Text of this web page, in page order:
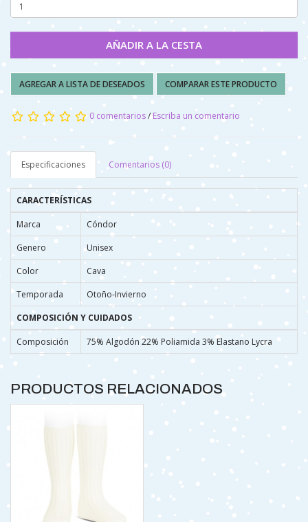
AÑADIR A LA CESTA
AGREGAR A LISTA DE DESEADOS COMPARAR ESTE PRODUCTO
0 comentarios/Escriba un comentario
Especificaciones Comentarios (0)
CARACTERÍSTICAS
Marca
Cóndor
Genero
Unisex
Color
Cava
Temporada
Otoño-Invierno
COMPOSICIÓN Y CUIDADOS
Composición 75% Algodón 22% Poliamida 3% Elastano Lycra
PRODUCTOS RELACIONADOS